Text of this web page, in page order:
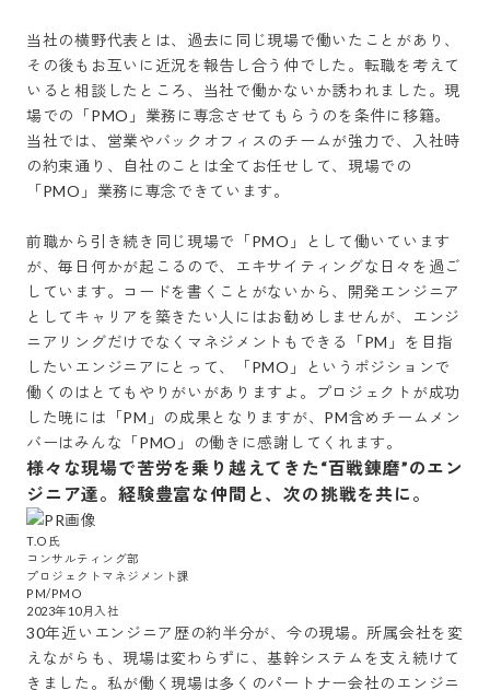
当社の横野代表とは、過去に同じ現場で働いたことがあり、
その後もお互いに近況を報告し合う仲でした。転職を考えて
いると相談したところ、当社で働かないか誘われました。現
場での「PMO」業務に専念させてもらうのを条件に移籍。
当社では、営業やバックオフィスのチームが強力で、入社時
の約束通り、自社のことは全てお任せして、現場での
「PMO」業務に専念できています。
前職から引き続き同じ現場で「PMO」として働いています
が、毎日何かが起こるので、エキサイティングな日々を過ご
しています。コードを書くことがないから、開発エンジニア
としてキャリアを築きたい人にはお勧めしませんが、エンジ
ニアリングだけでなくマネジメントもできる「PM」を目指
したいエンジニアにとって、「PMO」というポジションで
働くのはとてもやりがいがありますよ。プロジェクトが成功
した暁には「PM」の成果となりますが、PM含めチームメン
様々な現場で苦労を乗り越えてきた“百戦錬磨”のエン
ジニア達。経験豊富な仲間と、次の挑戦を共に。
T.O氏
コンサルティング部
プロジェクトマネジメント課
PM/PMO
30年近いエンジニア歴の約半分が、今の現場。所属会社を変
えながらも、現場は変わらずに、基幹システムを支え続けて
きました。私が働く現場は多くのパートナー会社のエンジニ